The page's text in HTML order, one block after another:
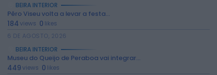
BEIRA INTERIOR
Pêro Viseu volta a levar a festa...
184views 0 likes
6 DE AGOSTO, 2026
BEIRA INTERIOR
Museu do Queijo de Peraboa vai integrar...
449views 0 likes